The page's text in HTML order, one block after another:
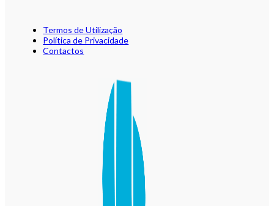
Termos de Utilização
Política de Privacidade
Contactos